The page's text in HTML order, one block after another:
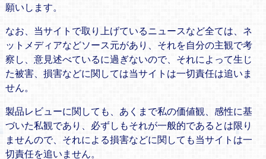
願いします。
なお、当サイトで取り上げているニュースなど全ては、ネ
ットメディアなどソース元があり、それを自分の主観で考
察し、意見述べているに過ぎないので、それによって生じ
た被害、損害などに関しては当サイトは一切責任は追いま
せん。
製品レビューに関しても、あくまで私の価値観、感性に基
づいた私観であり、必ずしもそれが一般的であるとは限り
ませんので、それによる損害などに関しても当サイトは一
切責任を追いません。